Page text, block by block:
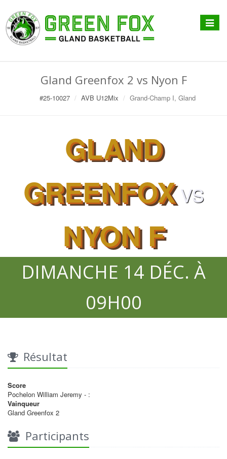
Afficher
menu
Gland Greenfox 2 vs Nyon F
#25-10027 AVB U12Mix Grand-Champ I, Gland
GLAND
GREENFOX VS
NYON F
DIMANCHE 14 DÉC. À
09H00
Résultat
Score
Pochelon William Jeremy - :
Vainqueur
Gland Greenfox 2
Participants